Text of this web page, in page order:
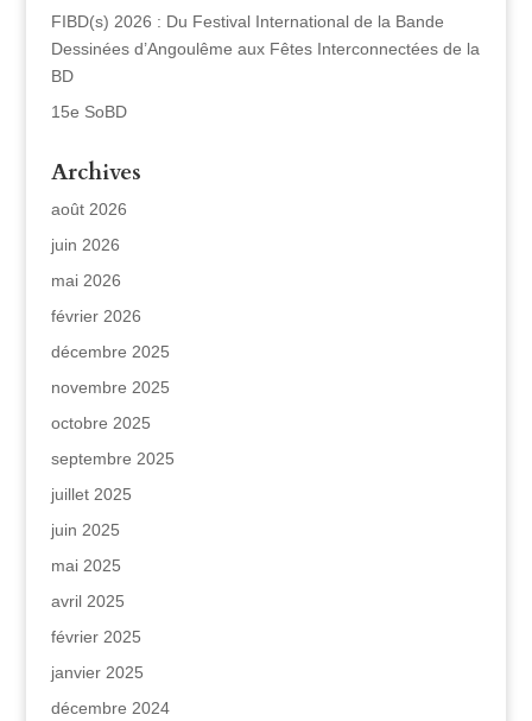
FIBD(s) 2026 : Du Festival International de la Bande
Dessinées d’Angoulême aux Fêtes Interconnectées de la
BD
15e SoBD
Archives
août 2026
juin 2026
mai 2026
février 2026
décembre 2025
novembre 2025
octobre 2025
septembre 2025
juillet 2025
juin 2025
mai 2025
avril 2025
février 2025
janvier 2025
décembre 2024